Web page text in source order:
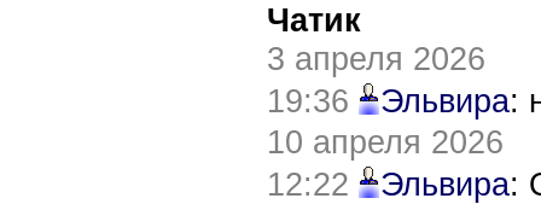
Чатик
3 апреля 2026
19:36
Эльвира:
10 апреля 2026
12:22
Эльвира: